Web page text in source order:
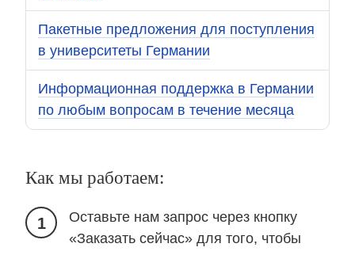
Пакетные предложения для поступления
в университеты Германии
Информационная поддержка в Германии
по любым вопросам в течение месяца
Как мы работаем:
1
Оставьте нам запрос через кнопку
«Заказать сейчас» для того, чтобы